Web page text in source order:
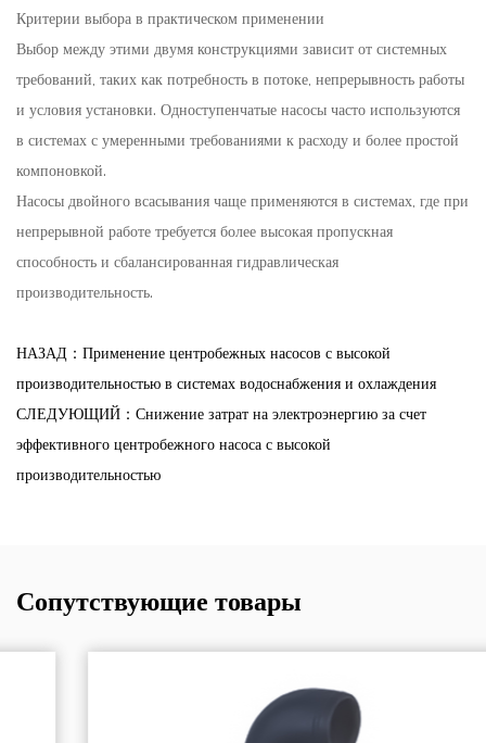
Критерии выбора в практическом применении
Выбор между этими двумя конструкциями зависит от системных
требований, таких как потребность в потоке, непрерывность работы
и условия установки. Одноступенчатые насосы часто используются
в системах с умеренными требованиями к расходу и более простой
компоновкой.
Насосы двойного всасывания чаще применяются в системах, где при
непрерывной работе требуется более высокая пропускная
способность и сбалансированная гидравлическая
производительность.
НАЗАД：Применение центробежных насосов с высокой
производительностью в системах водоснабжения и охлаждения
СЛЕДУЮЩИЙ：Снижение затрат на электроэнергию за счет
эффективного центробежного насоса с высокой
производительностью
Сопутствующие товары